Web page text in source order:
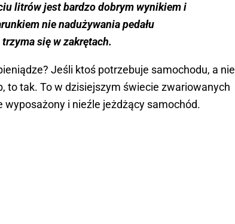
litrów jest bardzo dobrym wynikiem i
nie nadużywania pedału
się w zakrętach.
Jeśli ktoś potrzebuje samochodu, a nie
to tak. To w dzisiejszym świecie zwariowanych
i nieźle jeżdżący samochód.